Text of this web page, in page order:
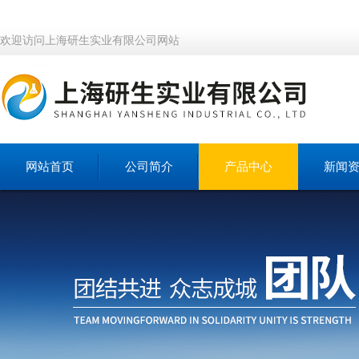
欢迎访问上海研生实业有限公司网站
网站首页 公司简介 产品中心 新闻